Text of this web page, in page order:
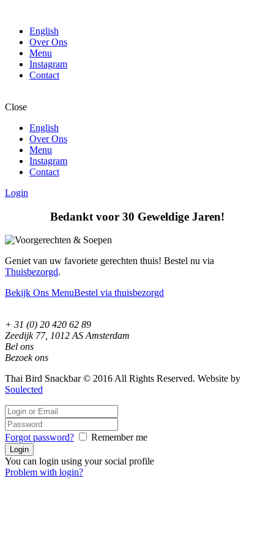
English
Over Ons
Menu
Instagram
Contact
Close
English
Over Ons
Menu
Instagram
Contact
Login
Bedankt voor 30 Geweldige Jaren!
Geniet van uw favoriete gerechten thuis! Bestel nu via
Thuisbezorgd.
Bekijk Ons MenuBestel via thuisbezorgd
+ 31 (0) 20 420 62 89
Zeedijk 77, 1012 AS Amsterdam
Bel ons
Bezoek ons
Thai Bird Snackbar © 2016 All Rights Reserved. Website by
Soulected
Forgot password? Remember me
You can login using your social profile
Problem with login?